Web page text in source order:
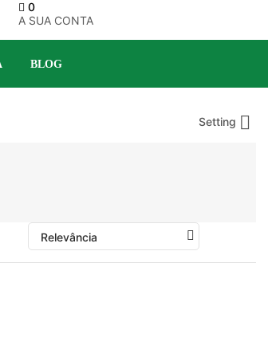
0
A SUA CONTA
BLOG
Setting 
Relevância